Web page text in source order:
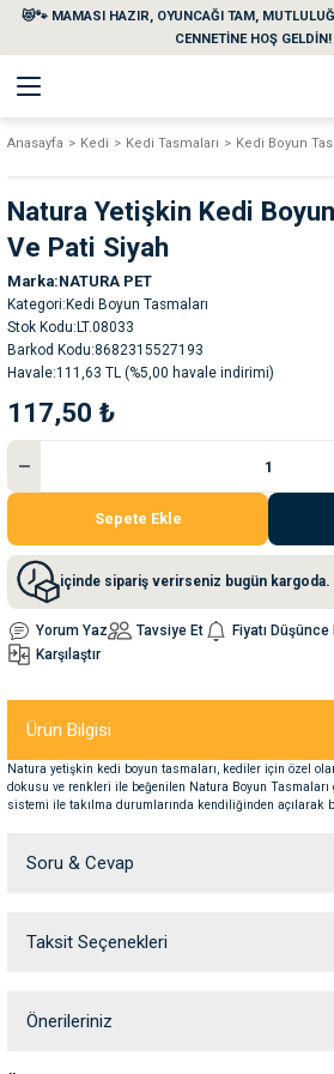
😻🐾 MAMASI HAZIR, OYUNCAĞI TAM,
CENNETİNE HOŞ
Geri Dön
Geri Dön
Temizlik Ürünleri
Su Kabları
Seyahat Ürünleri
Geri Dön
Geri Dön
Geri Dön
Geri Dön
Anasayfa Kedi Kedi Tasmaları Kedi Boyun
Natura Yetişkin Kedi
Ve Pati Siyah
Marka NATURA PET
Kategori Kedi Boyun Tasmaları
Stok Kodu LT.08033
Barkod Kodu 8682315527193
Havale 111,63 TL (%5,00 havale indirimi)
117,50 ₺
Sepete Ekle
içinde sipariş verirseniz bugün kargoda.
Yorum Yaz Tavsiye Et Fiyatı
Karşılaştır
Ürün Bilgisi
Natura yetişkin kedi boyun tasmaları, kediler için özel
dokusu ve renkleri ile beğenilen Natura Boyun
sistemi ile takılma durumlarında kendiliğinden açılarak
Soru & Cevap
Ürün hakkında henüz soru
Taksit Seçenekleri
Önerileriniz